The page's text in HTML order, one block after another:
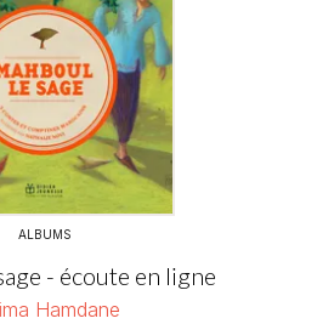
ALBUMS
- écoute en ligne
Hamdane